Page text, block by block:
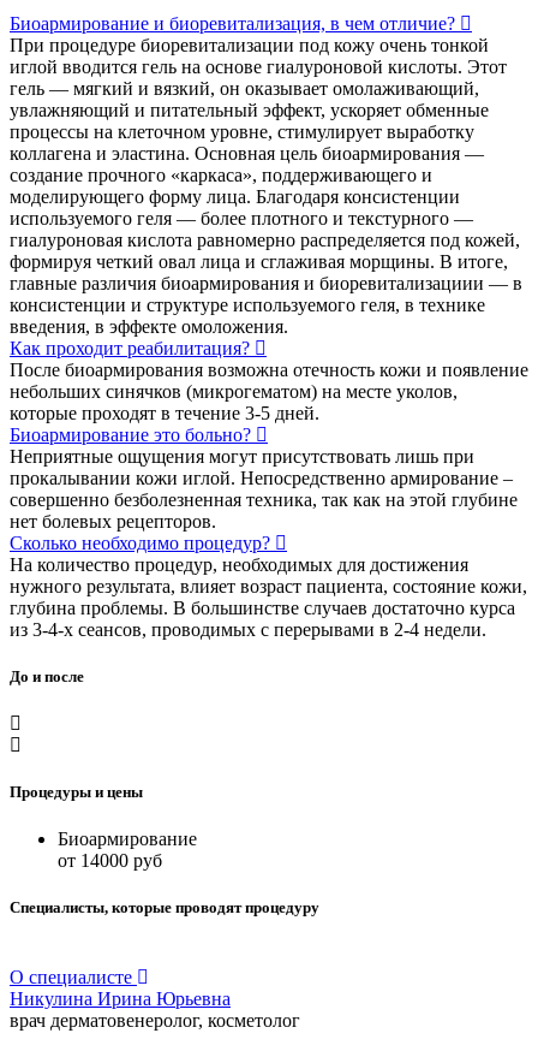
Биоармирование и биоревитализация, в чем отличие?
При процедуре биоревитализации под кожу очень тонкой
иглой вводится гель на основе гиалуроновой кислоты. Этот
гель — мягкий и вязкий, он оказывает омолаживающий,
увлажняющий и питательный эффект, ускоряет обменные
процессы на клеточном уровне, стимулирует выработку
коллагена и эластина. Основная цель биоармирования —
создание прочного «каркаса», поддерживающего и
моделирующего форму лица. Благодаря консистенции
используемого геля — более плотного и текстурного —
гиалуроновая кислота равномерно распределяется под кожей,
формируя четкий овал лица и сглаживая морщины. В итоге,
главные различия биоармирования и биоревитализациии — в
консистенции и структуре используемого геля, в технике
введения, в эффекте омоложения.
Как проходит реабилитация?
После биоармирования возможна отечность кожи и появление
небольших синячков (микрогематом) на месте уколов,
которые проходят в течение 3-5 дней.
Биоармирование это больно?
Неприятные ощущения могут присутствовать лишь при
прокалывании кожи иглой. Непосредственно армирование –
совершенно безболезненная техника, так как на этой глубине
нет болевых рецепторов.
Сколько необходимо процедур?
На количество процедур, необходимых для достижения
нужного результата, влияет возраст пациента, состояние кожи,
глубина проблемы. В большинстве случаев достаточно курса
из 3-4-х сеансов, проводимых с перерывами в 2-4 недели.
До и после
Процедуры и цены
Биоармирование
от 14000 руб
Специалисты, которые проводят процедуру
О специалисте
Никулина Ирина Юрьевна
врач дерматовенеролог, косметолог